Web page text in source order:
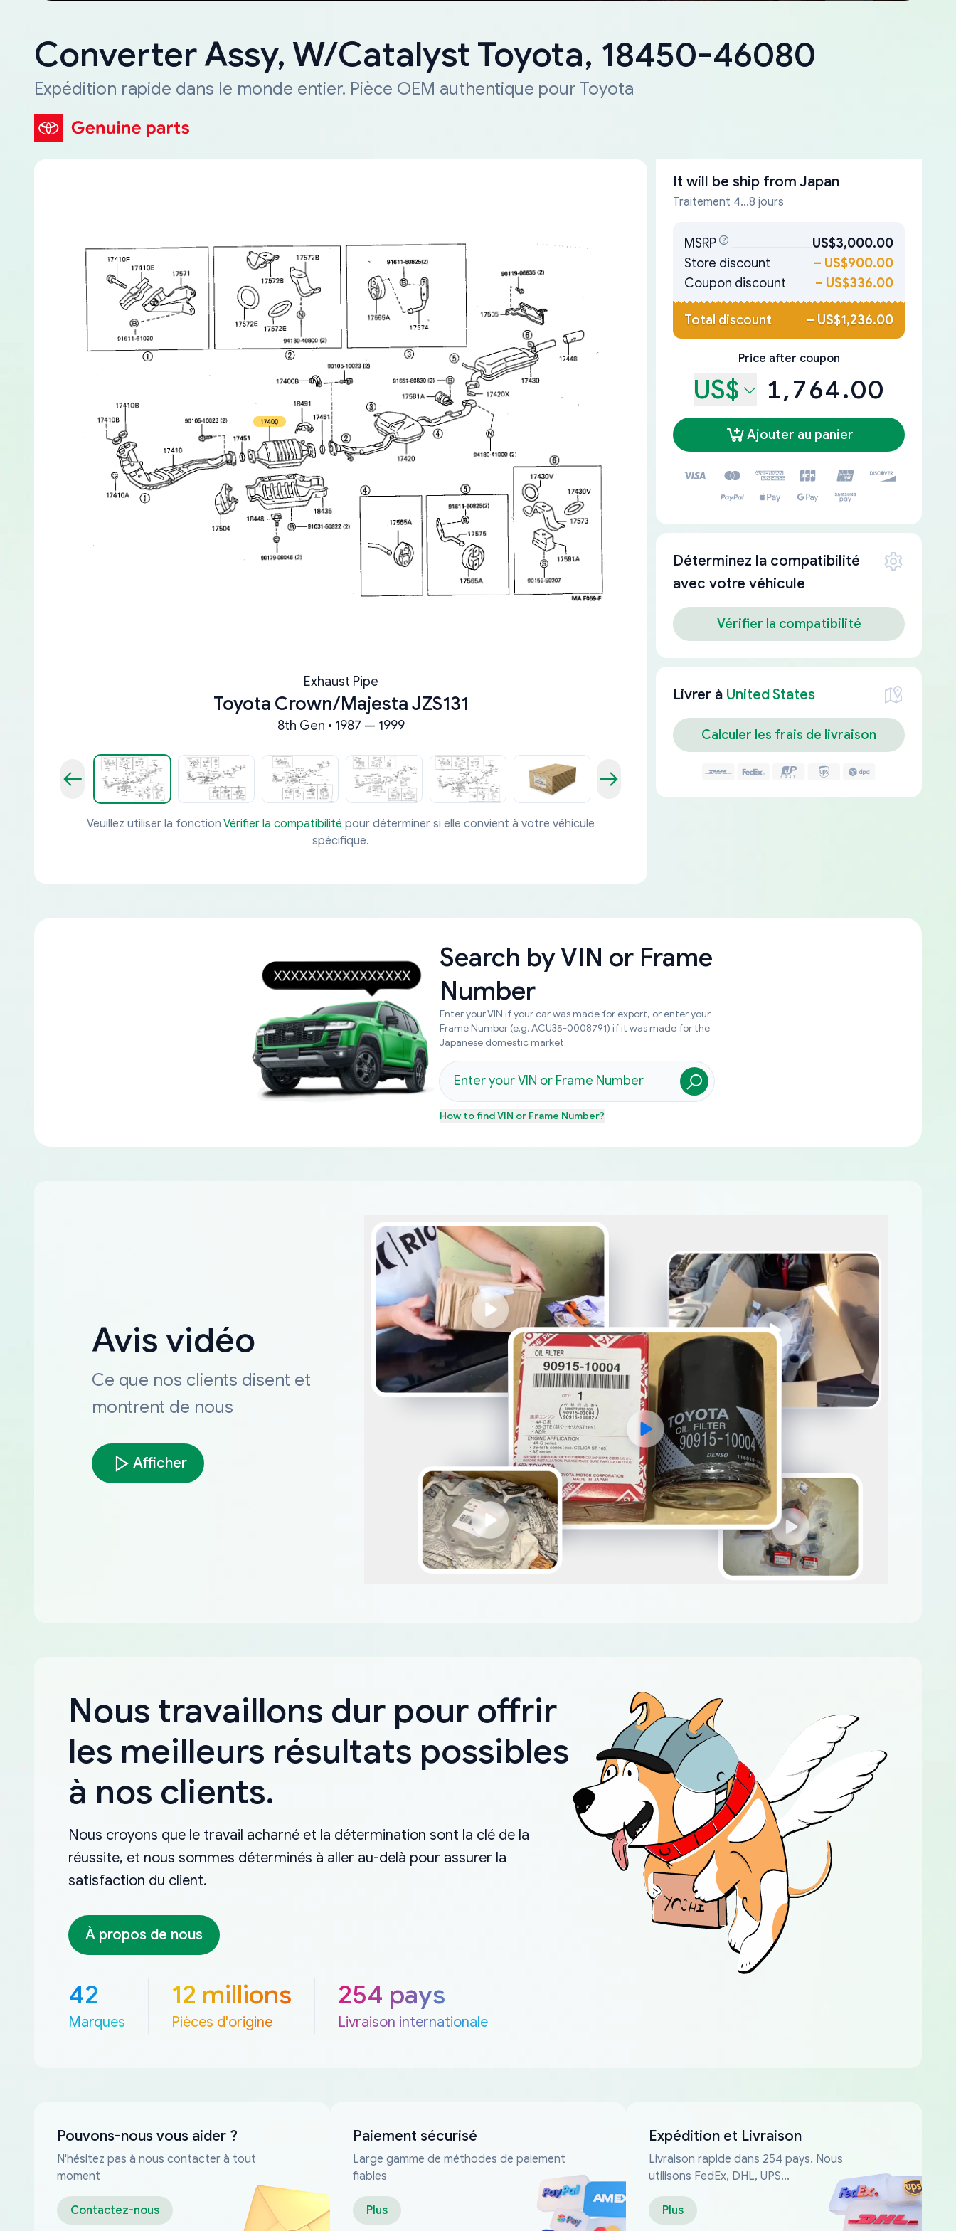
Converter Assy, W/Catalyst Toyota, 18450-46080
Expédition rapide dans le monde entier. Pièce OEM authentique pour Toyota
Exhaust Pipe
Toyota Crown/Majesta JZS131
8th Gen • 1987 — 1999
Veuillez utiliser la fonction Vérifier la compatibilité pour déterminer si elle convient à votre véhicule
spécifique.
It will be ship from Japan
Traitement 4...8 jours
MSRP
US$3,000.00
Store discount
– US$900.00
Coupon discount
– US$336.00
Total discount – US$1,236.00
Price after coupon
US$ 1,764.00
Ajouter au panier
Déterminez la compatibilité
avec votre véhicule
Vérifier la compatibilité
Livrer à United States
Calculer les frais de livraison
Search byVIN or Frame
Number
Enter your VIN if your car was made for export, or enter your
Frame Number (e.g. ACU35-0008791) if it was made for the
Japanese domestic market.
How to findVIN or Frame Number?
Avis vidéo
Ce que nos clients disent et
montrent de nous
Afficher
Nous travaillons dur pour offrir
les meilleurs résultats possibles
à nos clients.
Nous croyons que le travail acharné et la détermination sont la clé de la
réussite, et nous sommes déterminés à aller au-delà pour assurer la
satisfaction du client.
À propos de nous
42
Marques
12 millions
Pièces d'origine
254 pays
Livraison internationale
Pouvons-nous vous aider ?
N'hésitez pas à nous contacter à tout
moment
Contactez-nous
Paiement sécurisé
Large gamme de méthodes de paiement
fiables
Plus
Expédition et Livraison
Livraison rapide dans 254 pays. Nous
utilisons FedEx, DHL, UPS...
Plus